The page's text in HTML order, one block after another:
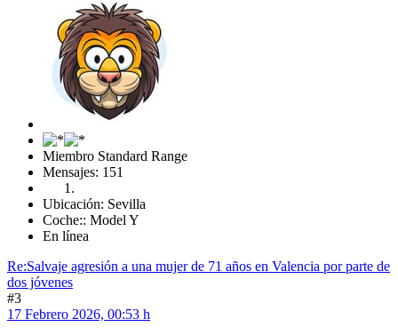
Miembro Standard Range
Mensajes: 151
Ubicación: Sevilla
Coche:: Model Y
En línea
Re:Salvaje agresión a una mujer de 71 años en Valencia por parte de
dos jóvenes
#3
17 Febrero 2026, 00:53 h